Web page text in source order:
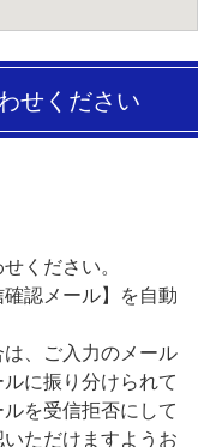
せください
ください。
認メール】を自動
、ご入力のメール
に振り分けられて
を受信拒否にして
ただけますようお